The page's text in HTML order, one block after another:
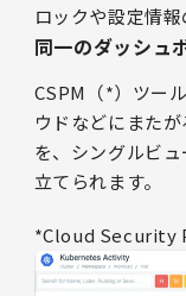
ロックや設定情
同一のダッシュ
CSPM（*）ツー
ウドなどにまた
を、シングルビ
立てられます。
*Cloud Security